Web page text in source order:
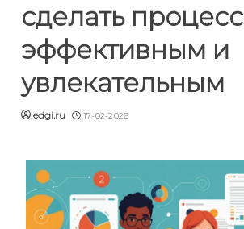
сделать процесс
эффективным и
увлекательным
edgi.ru 17-02-2026